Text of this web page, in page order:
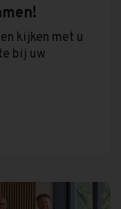
kijken met u
bij uw